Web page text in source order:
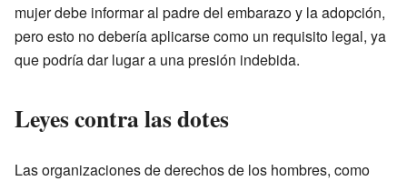
mujer debe informar al padre del embarazo y la adopción,
pero esto no debería aplicarse como un requisito legal, ya
que podría dar lugar a una presión indebida.
Leyes contra las dotes
Las organizaciones de derechos de los hombres, como